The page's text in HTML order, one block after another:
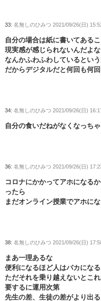
33: 名無しのひみつ 2021/09/26(日)
自分の場合は紙に書いてある
現実感が感じられないんだよな
なんかふわふわしているという
だからデジタルだと何回も何
34: 名無しのひみつ 2021/09/26(日)
自分の食いだねがなくなっち
36: 名無しのひみつ 2021/09/26(日)
コロナにかかってアホになる
ったら
まだオンライン授業でアホに
38: 名無しのひみつ 2021/09/26(日)
まあ一理あるな
便利になるほど人はバカになる
ただそれを乗り越えないとこ
要するに運用次第
先生の差、生徒の差がより出